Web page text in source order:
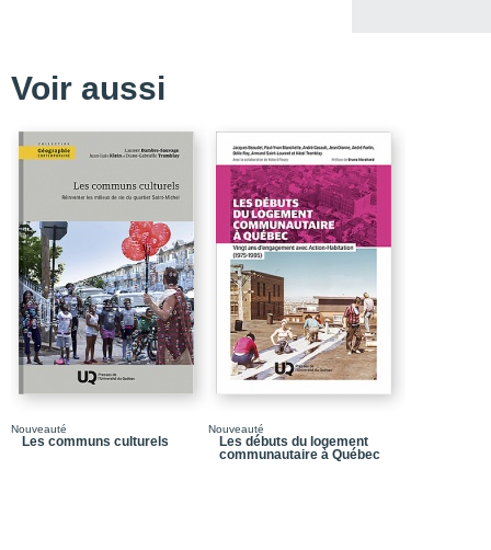
OUTAOUAIS
BIBLIOGRAPHIE
LISTE DES SIGLES
TABLE DES MATIÈRES
Voir aussi
Nouveauté
Les communs culturels
Nouveauté
Les débuts du logement
communautaire à Québec